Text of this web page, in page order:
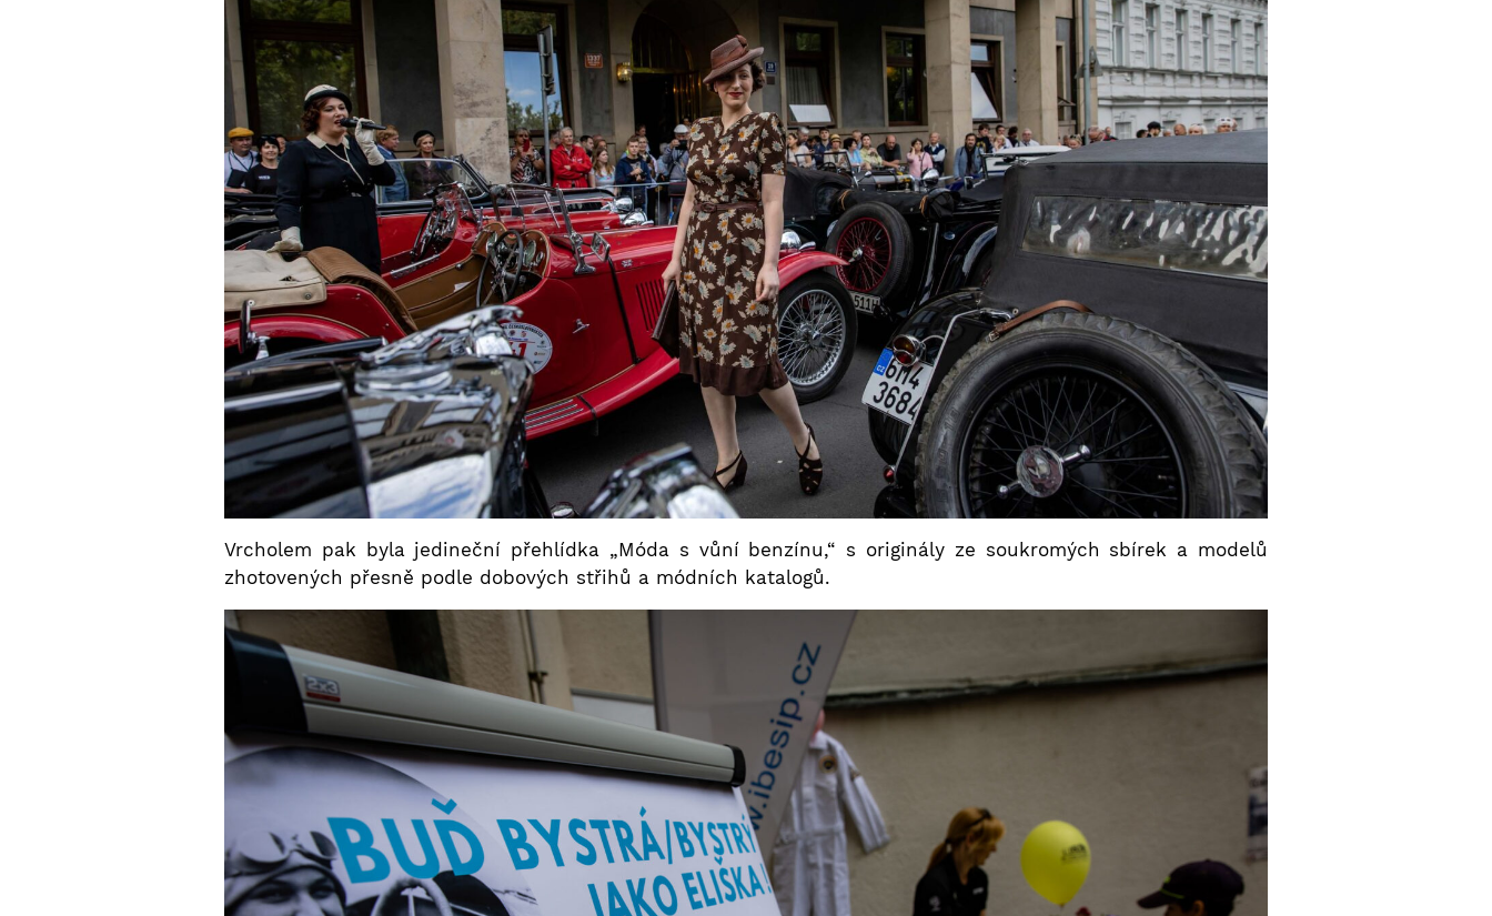
Vrcholem pak byla jedineční přehlídka „Móda s vůní benzínu,“ s originály ze soukromých sbírek a modelů
zhotovených přesně podle dobových střihů a módních katalogů.